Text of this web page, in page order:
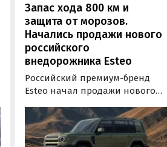
Запас хода 800 км и
защита от морозов.
Начались продажи нового
российского
внедорожника Esteo
Российский премиум-бренд
Esteo начал продажи нового
Модель, оснащенная силовой
установкой последовательного
типа, уже доступна для